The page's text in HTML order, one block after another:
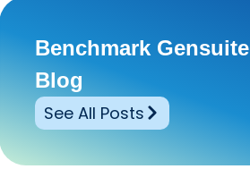
Benchmark Gensuite
Blog
See All Posts